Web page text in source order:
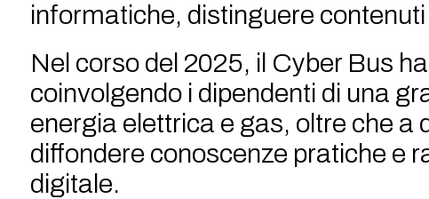
informatiche, distinguere
Nel corso del 2025, il Cyber Bus
coinvolgendo i dipendenti di una
energia elettrica e gas, oltre che a
diffondere conoscenze pratiche e
digitale.